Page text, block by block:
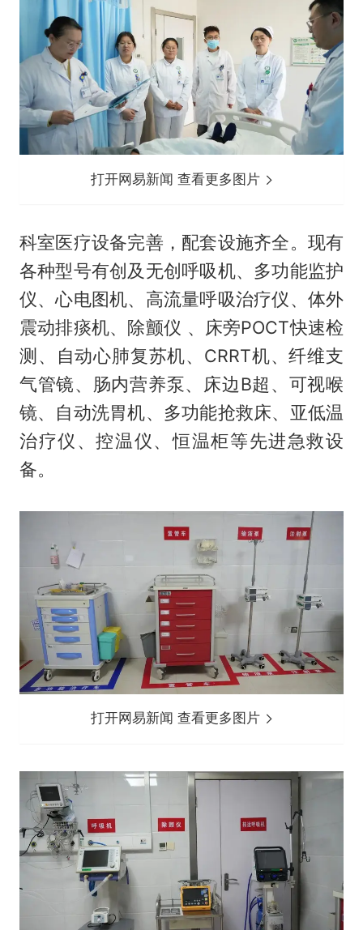
打开网易新闻 查看更多图片
科室医疗设备完善，配套设施齐全。现有
各种型号有创及无创呼吸机、多功能监护
仪、心电图机、高流量呼吸治疗仪、体外
震动排痰机、除颤仪 、床旁POCT快速检
测、自动心肺复苏机、CRRT机、纤维支
气管镜、肠内营养泵、床边B超、可视喉
镜、自动洗胃机、多功能抢救床、亚低温
治疗仪、控温仪、恒温柜等先进急救设
备。
打开网易新闻 查看更多图片